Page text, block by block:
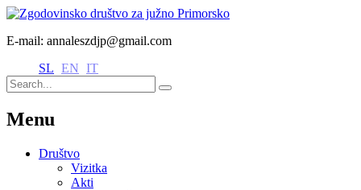
E-mail: annaleszdjp@gmail.com
SL EN IT
Menu
Društvo
Vizitka
Akti